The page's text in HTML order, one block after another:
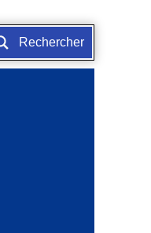
Rechercher